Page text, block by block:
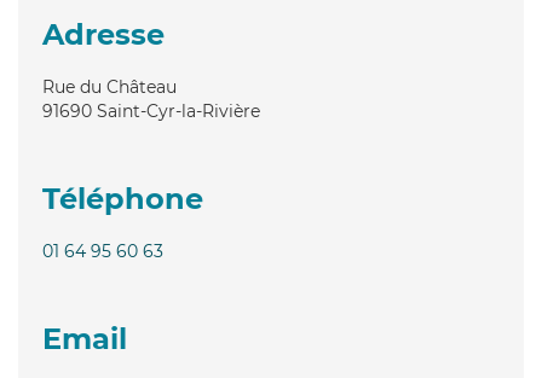
Adresse
Rue du Château
91690 Saint-Cyr-la-Rivière
Téléphone
01 64 95 60 63
Email